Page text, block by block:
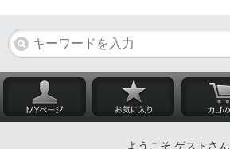
ようこそ ゲストさん